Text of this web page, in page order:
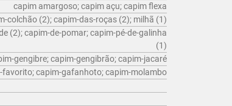
capim amargoso; capim açu; capim flexa
colchão (2); capim-das-roças (2); milhã (1)
(2); capim-de-pomar; capim-pé-de-galinha
(1)
gengibre; capim-gengibrão; capim-jacaré
favorito; capim-gafanhoto; capim-molambo